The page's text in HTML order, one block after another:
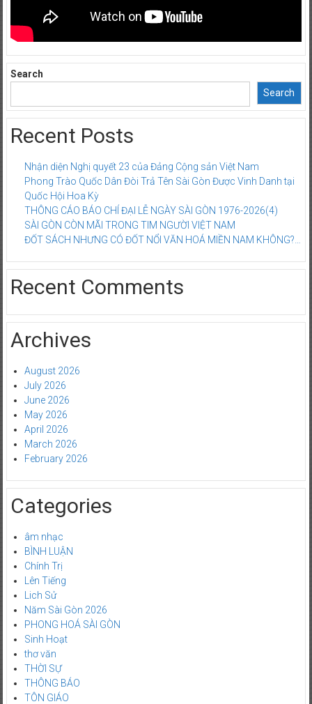
Search
Search
Recent Posts
Nhận diện Nghị quyết 23 của Đảng Cộng sản Việt Nam
Phong Trào Quốc Dân Đòi Trả Tên Sài Gòn Được Vinh Danh tại
Quốc Hội Hoa Kỳ
THÔNG CÁO BÁO CHÍ ĐẠI LỄ NGÀY SÀI GÒN 1976-2026(4)
SÀI GÒN CÒN MÃI TRONG TIM NGƯỜI VIỆT NAM
ĐỐT SÁCH NHƯNG CÓ ĐỐT NỔI VĂN HOÁ MIỀN NAM KHÔNG?…
Recent Comments
Archives
August 2026
July 2026
June 2026
May 2026
April 2026
March 2026
February 2026
Categories
âm nhạc
BÌNH LUẬN
Chính Trị
Lên Tiếng
Lich Sử
Năm Sài Gòn 2026
PHONG HOÁ SÀI GÒN
Sinh Hoạt
thơ văn
THỜI SỰ
THÔNG BÁO
TÔN GIÁO